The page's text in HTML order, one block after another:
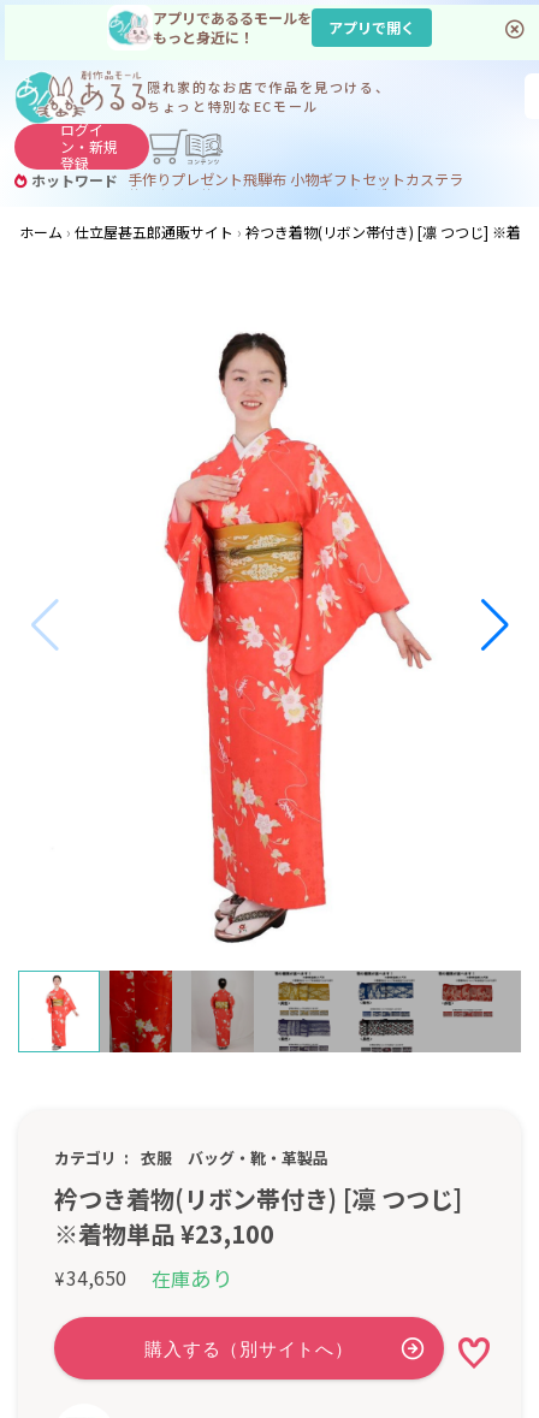
アプリであるるモールを
もっと身近に！
アプリで開く
隠れ家的なお店で作品を見つける、
ちょっと特別なECモール
ログイ
ン・新規
登録
ホットワード 手作りプレゼント飛騨布 小物ギフトセットカステラ
サヌカイト コーヒー
ジンギスカン
ホーム
仕立屋甚五郎通販サイト 衿つき着物(リボン帯付き) [凛 つつじ] ※着
カテゴリ 衣服 バッグ・靴・革製品
衿つき着物(リボン帯付き) [凛 つつじ]
※着物単品 ¥23,100
¥34,650 在庫あり